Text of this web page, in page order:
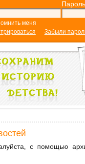
Пароль
меня
Забыли
с помощью